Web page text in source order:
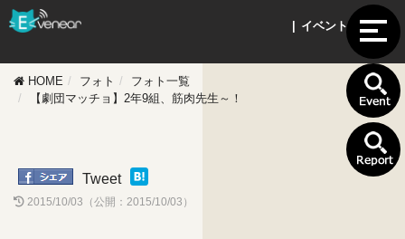
| イベントフォト |
HOME フォト
フォト一覧
【劇団マッチョ】2年9組、筋肉先生～！
Tweet
2015/10/03（公開：2015/10/03）